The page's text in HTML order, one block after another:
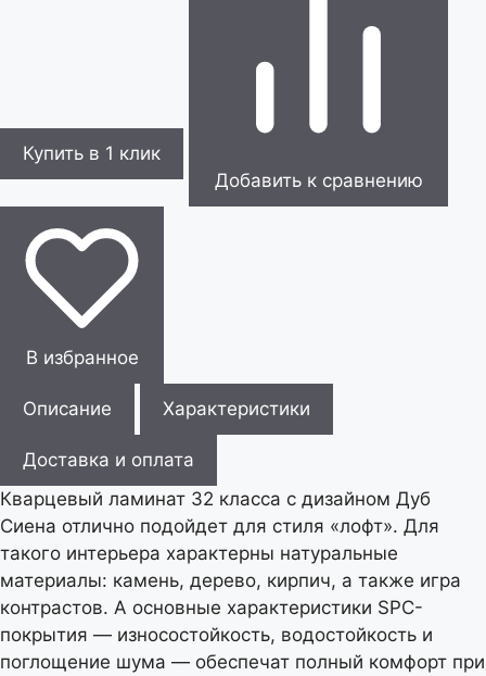
Купить в 1 клик
Добавить к сравнению
В избранное
Описание Характеристики
Доставка и оплата
Кварцевый ламинат 32 класса с дизайном Дуб
Сиена отлично подойдет для стиля «лофт». Для
такого интерьера характерны натуральные
материалы: камень, дерево, кирпич, а также игра
контрастов. А основные характеристики SPC-
покрытия — износостойкость, водостойкость и
поглощение шума — обеспечат полный комфорт при